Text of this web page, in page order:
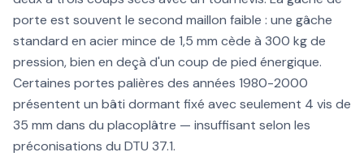
porte est souvent le second maillon faible : une gâche
standard en acier mince de 1,5 mm cède à 300 kg de
pression, bien en deçà d'un coup de pied énergique.
Certaines portes palières des années 1980-2000
présentent un bâti dormant fixé avec seulement 4 vis de
35 mm dans du placoplâtre — insuffisant selon les
préconisations du DTU 37.1.